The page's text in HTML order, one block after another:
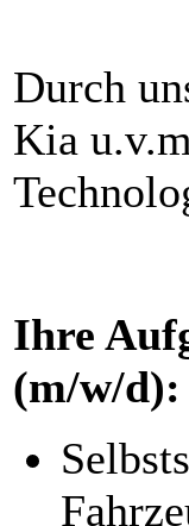
Durch
Kia
Ihre
(m/w/d):